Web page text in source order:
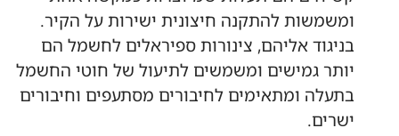
ומשמשות להתקנה חיצונית ישירות על הקיר.
בניגוד אליהם, צינורות ספיראלים לחשמל הם
יותר גמישים ומשמשים לתיעול של חוטי החשמל
בתעלה ומתאימים לחיבורים מסתעפים וחיבורים
ישרים.